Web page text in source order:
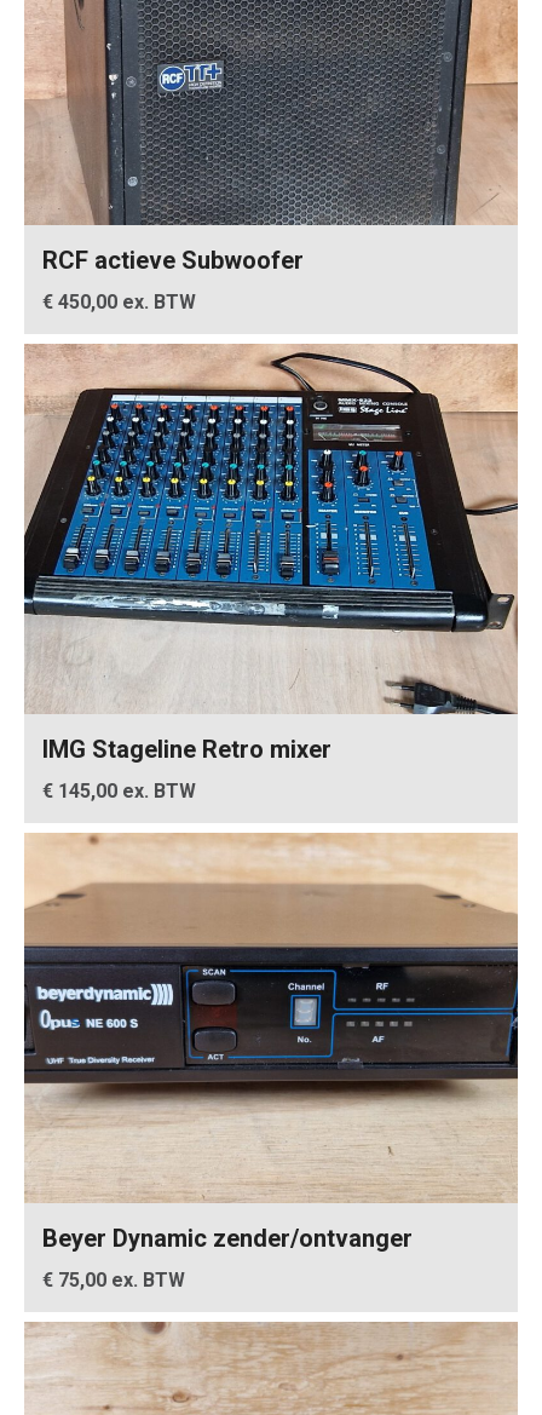
RCF actieve Subwoofer
€ 450,00 ex. BTW
IMG Stageline Retro mixer
€ 145,00 ex. BTW
Beyer Dynamic zender/ontvanger
€ 75,00 ex. BTW